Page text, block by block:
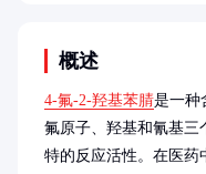
概述
4-氟-2-羟基苯腈是一种
氟原子、羟基和氰基三
特的反应活性。在医药